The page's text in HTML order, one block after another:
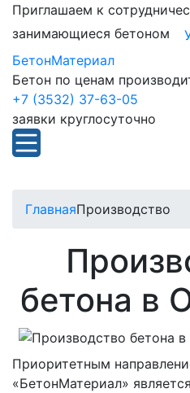
Приглашаем к
занимающиеся бетоном
БетонМатериал
Бетон по ценам
+7 (3532) 37-63-05
заявки круглосуточно
ГлавнаяПроизводство
бетона в
Приоритетным
«БетонМатериал»